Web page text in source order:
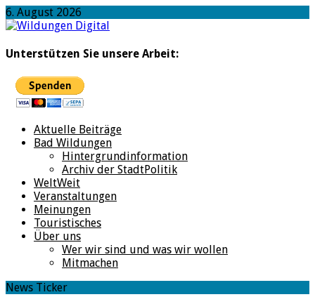
6. August 2026
Unterstützen Sie unsere Arbeit:
Aktuelle Beiträge
Bad Wildungen
Hintergrundinformation
Archiv der StadtPolitik
WeltWeit
Veranstaltungen
Meinungen
Touristisches
Über uns
Wer wir sind und was wir wollen
Mitmachen
News Ticker